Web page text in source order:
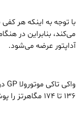
با توجه به اینکه هر
می‌کند، بنابراین در
آداپتور عرضه می‌شود.
136 تا 174 مگاهرتز را پوشش می‌دهد.